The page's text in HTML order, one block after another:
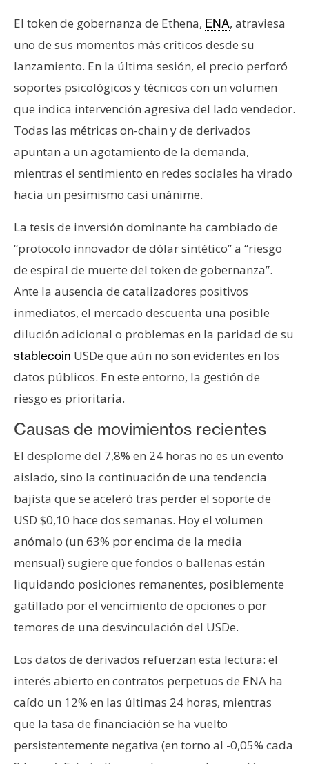
r
s
s
C
o
n
t
a
t
o
P
u
b
l
c
i
d
d
El token de gobernanza de Ethena, ENA, atraviesa
uno de sus momentos más críticos desde su
lanzamiento. En la última sesión, el precio perforó
soportes psicológicos y técnicos con un volumen
que indica intervención agresiva del lado vendedor.
Todas las métricas on-chain y de derivados
apuntan a un agotamiento de la demanda,
mientras el sentimiento en redes sociales ha virado
hacia un pesimismo casi unánime.
La tesis de inversión dominante ha cambiado de
“protocolo innovador de dólar sintético” a “riesgo
de espiral de muerte del token de gobernanza”.
Ante la ausencia de catalizadores positivos
inmediatos, el mercado descuenta una posible
dilución adicional o problemas en la paridad de su
stablecoin USDe que aún no son evidentes en los
datos públicos. En este entorno, la gestión de
riesgo es prioritaria.
Causas de movimientos recientes
El desplome del 7,8% en 24 horas no es un evento
aislado, sino la continuación de una tendencia
bajista que se aceleró tras perder el soporte de
USD $0,10 hace dos semanas. Hoy el volumen
anómalo (un 63% por encima de la media
mensual) sugiere que fondos o ballenas están
liquidando posiciones remanentes, posiblemente
gatillado por el vencimiento de opciones o por
temores de una desvinculación del USDe.
Los datos de derivados refuerzan esta lectura: el
interés abierto en contratos perpetuos de ENA ha
caído un 12% en las últimas 24 horas, mientras
que la tasa de financiación se ha vuelto
persistentemente negativa (en torno al -0,05% cada